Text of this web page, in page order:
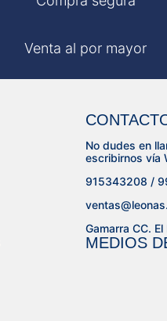
Venta al por mayor
No dudes en
escribirnos vía
915343208 /
Gamarra CC.
MEDIOS